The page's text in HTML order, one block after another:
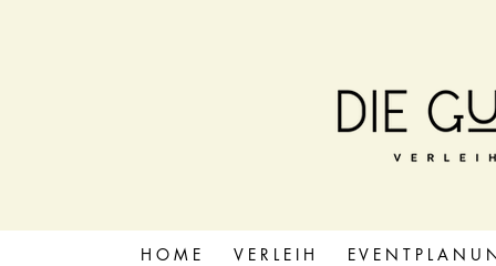
H O M E V E R L E I H E V E N T P L A N U